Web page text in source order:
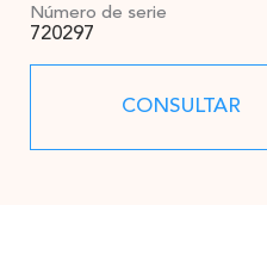
Número de serie
720297
CONSULTAR